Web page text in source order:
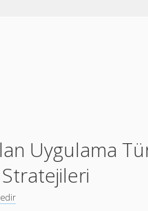
Uygulama